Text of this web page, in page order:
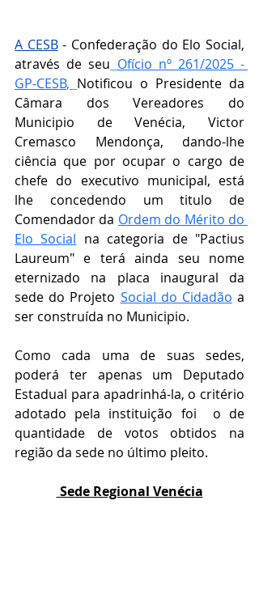
A CESB - Confederação do Elo Social,
através de seu Ofício nº 261/2025 -
GP-CESB, Notificou o Presidente da
Câmara dos Vereadores do
Municipio de Venécia, Victor
Cremasco Mendonça, dando-lhe
ciência que por ocupar o cargo de
chefe do executivo municipal, está
lhe concedendo um titulo de
Comendador da Ordem do Mérito do
Elo Social na categoria de "Pactius
Laureum" e terá ainda seu nome
eternizado na placa inaugural da
sede do Projeto Social do Cidadão a
ser construída no Municipio.
Como cada uma de suas sedes,
poderá ter apenas um Deputado
Estadual para apadrinhá-la, o critério
adotado pela instituição foi  o de
quantidade de votos obtidos na
região da sede no último pleito.
Sede Regional Venécia